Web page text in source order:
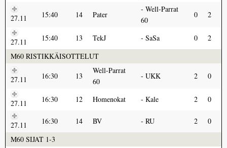
27.11 15:40 14 Pater
Well-Parrat
60
0 2
27.11 15:40 13 TekJ SaSa 0
2
M60 RISTIKKÄISOTTELUT
27.11 16:30 13
Well-Parrat
60
UKK 2 0
27.11 16:30 12 Homenokat Kale 2 0
27.11 16:30 14 BV RU 2
0
M60 SIJAT 1-3